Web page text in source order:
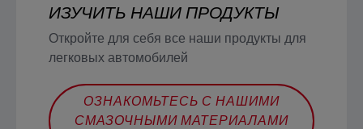
ИЗУЧИТЬ НАШИ ПРОДУКТЫ
Откройте для себя все наши продукты для
легковых автомобилей
ОЗНАКОМЬТЕСЬ С НАШИМИ
СМАЗОЧНЫМИ МАТЕРИАЛАМИ